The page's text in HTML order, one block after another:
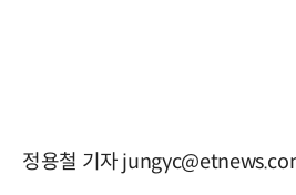
정용철 기자